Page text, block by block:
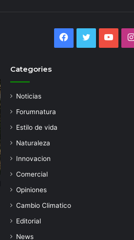
Facebook
Twitter
Categories
Noticias
Forumnatura
Estilo de vida
Naturaleza
Innovacion
Comercial
Opiniones
Cambio Climatico
Editorial
News